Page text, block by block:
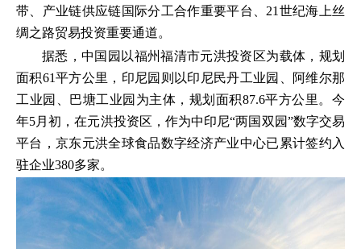
带、产业链供应链国际分工合作重要平台、21世纪海上丝
绸之路贸易投资重要通道。
据悉，中国园以福州福清市元洪投资区为载体，规划
面积61平方公里，印尼园则以印尼民丹工业园、阿维尔那
工业园、巴塘工业园为主体，规划面积87.6平方公里。今
年5月初，在元洪投资区，作为中印尼“两国双园”数字交易
平台，京东元洪全球食品数字经济产业中心已累计签约入
驻企业380多家。